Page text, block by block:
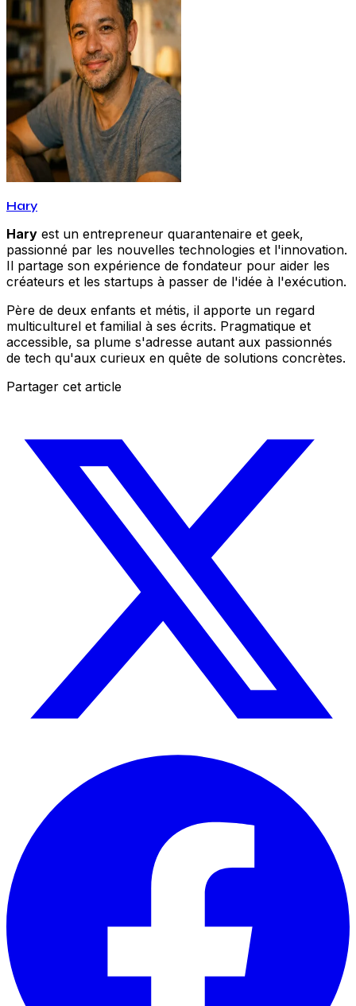
Hary
Hary est un entrepreneur quarantenaire et geek,
passionné par les nouvelles technologies et l'innovation.
Il partage son expérience de fondateur pour aider les
créateurs et les startups à passer de l'idée à l'exécution.
Père de deux enfants et métis, il apporte un regard
multiculturel et familial à ses écrits. Pragmatique et
accessible, sa plume s'adresse autant aux passionnés
de tech qu'aux curieux en quête de solutions concrètes.
Partager cet article